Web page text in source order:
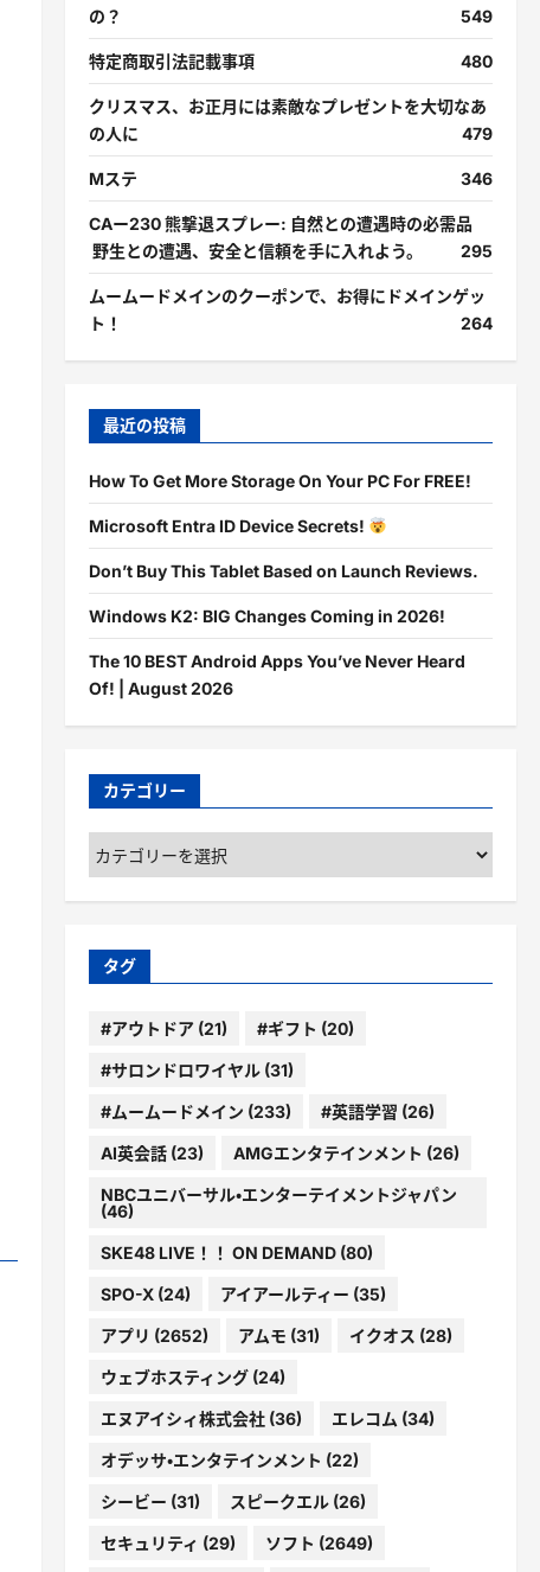
の？
549
特定商取引法記載事項 480
クリスマス、お正月には素敵なプレゼントを大切なあ
の人に
479
Mステ 346
CAー230 熊撃退スプレー: 自然との遭遇時の必需品
野生との遭遇、安全と信頼を手に入れよう。
295
ムームードメインのクーポンで、お得にドメインゲッ
ト！
264
最近の投稿
How To Get More Storage On Your PC For FREE!
Microsoft Entra ID Device Secrets!
Don’t Buy This Tablet Based on Launch Reviews.
Windows K2: BIG Changes Coming in 2026!
The 10 BEST Android Apps You’ve Never Heard
Of! | August 2026
カテゴリー
カ
テ
ゴ
ー
タグ
#アウトドア(21) #ギフト (20)
#サロンドロワイヤル(31)
#ムームードメイン (233) #英語学習 (26)
AI英会話(23) AMGエンタテインメント (26)
NBCユニバーサル・エンターテイメントジャパン
(46)
SKE48 LIVE！！ ON DEMAND(80)
SPO-X(24) アイアールティー (35)
アプリ (2652) アムモ (31) イクオス (28)
ウェブホスティング(24)
エヌアイシィ株式会社(36) エレコム (34)
オデッサ・エンタテインメント (22)
シービー (31) スピークエル(26)
セキュリティ (29) ソフト (2649)